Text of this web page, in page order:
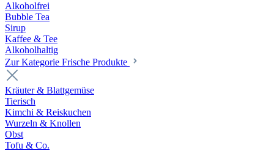
Alkoholfrei
Bubble Tea
Sirup
Kaffee & Tee
Alkoholhaltig
Zur Kategorie Frische Produkte
Kräuter & Blattgemüse
Tierisch
Kimchi & Reiskuchen
Wurzeln & Knollen
Obst
Tofu & Co.